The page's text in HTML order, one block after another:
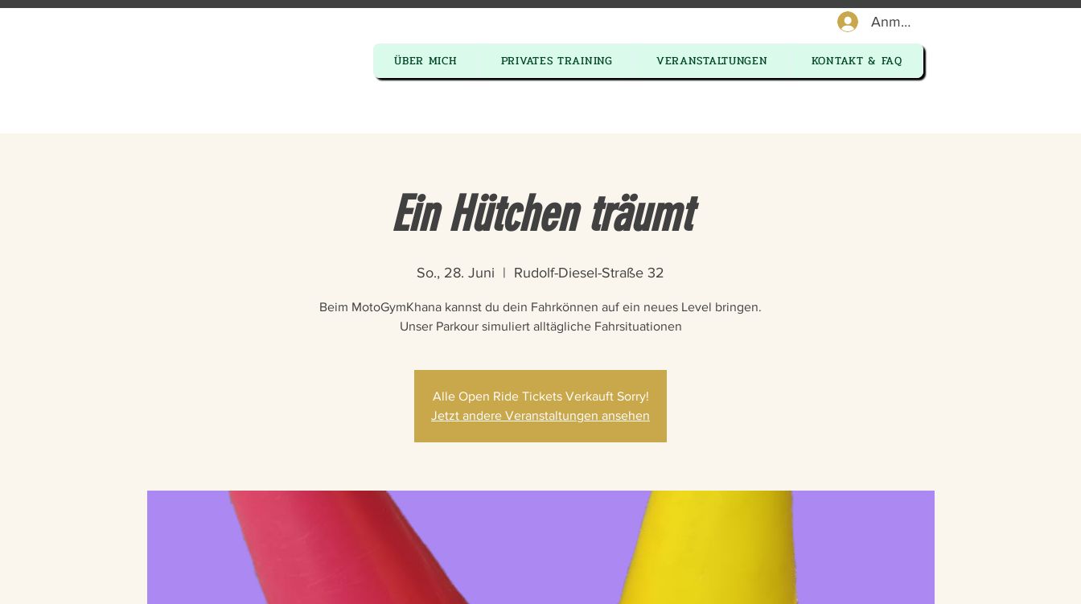
WONKAS
Anmelden
ÜBER MICH PRIVATES TRAINING VERANSTALTUNGEN KONTAKT & FAQ
Ein Hütchen träumt
So., 28. Juni
  |
Rudolf-Diesel-Straße 32
Beim MotoGymKhana kannst du dein Fahrkönnen auf ein neues Level bringen.
Unser Parkour simuliert alltägliche Fahrsituationen
Alle Open Ride Tickets Verkauft Sorry!
Jetzt andere Veranstaltungen ansehen